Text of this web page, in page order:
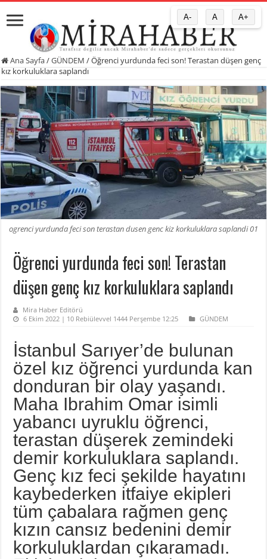
Ana Sayfa/GÜNDEM /Öğrenci yurdunda feci son! Terastan düşen genç
kız korkuluklara saplandı
ogrenci yurdunda feci son terastan dusen genc kiz korkuluklara saplandi 01
Öğrenci yurdunda feci son! Terastan
düşen genç kız korkuluklara saplandı
Mira Haber Editörü
6 Ekim 2022 | 10 Rebiülevvel 1444 Perşembe 12:25
GÜNDEM
İstanbul Sarıyer’de bulunan
özel kız öğrenci yurdunda kan
donduran bir olay yaşandı.
Maha Ibrahim Omar isimli
yabancı uyruklu öğrenci,
terastan düşerek zemindeki
demir korkuluklara saplandı.
Genç kız feci şekilde hayatını
kaybederken itfaiye ekipleri
tüm çabalara rağmen genç
kızın cansız bedenini demir
korkuluklardan çıkaramadı.
A- A A+